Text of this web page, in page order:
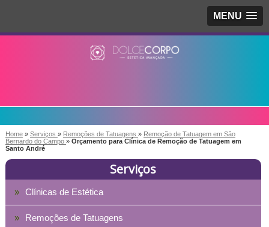
MENU
Home » Serviços » Remoções de Tatuagens » Remoção de Tatuagem em São
Bernardo do Campo » Orçamento para Clínica de Remoção de Tatuagem em
Santo André
Serviços
Clínicas de Estética
Remoções de Tatuagens